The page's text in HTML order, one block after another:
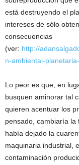
está destruyendo el
intereses de sólo
consecuencias
(ver: http://
n-ambiental-
Lo peor es que, en
busquen aminorar tal
quieren acentuar los
pensado, cambiaría la
había dejado la
maquinaria industrial,
contaminación